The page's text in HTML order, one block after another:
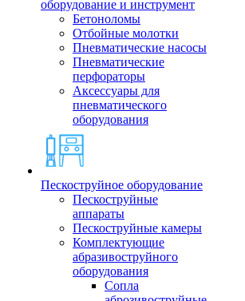
оборудование и инструмент
Бетоноломы
Отбойные молотки
Пневматические насосы
Пневматические
перфораторы
Аксессуары для
пневматического
оборудования
Пескоструйное оборудование
Пескоструйные
аппараты
Пескоструйные камеры
Комплектующие
абразивоструйного
оборудования
Сопла